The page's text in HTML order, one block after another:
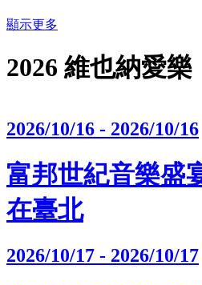
顯示更多
2026 維也納愛樂
2026/10/16 - 2026/10/16
富邦世紀音樂盛
在臺北
2026/10/17 - 2026/10/17